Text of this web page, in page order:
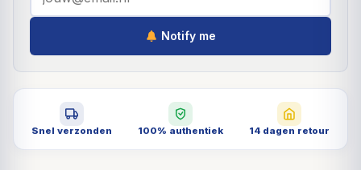
Notify me
Snel verzonden 100% authentiek 14 dagen retour